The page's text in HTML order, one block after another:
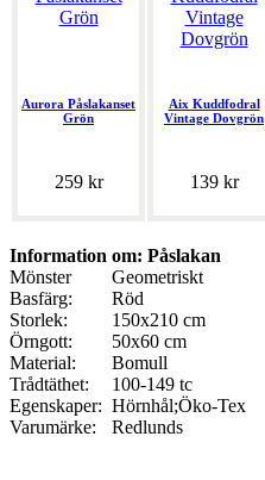
Aurora Påslakanset
Grön
259 kr
Aix Kuddfodral
Vintage Dovgrön
139 kr
Information om: Påslakan
Mönster
Geometriskt
Basfärg:
Röd
Storlek:
150x210 cm
Örngott:
50x60 cm
Material:
Bomull
Trådtäthet:
100-149 tc
Egenskaper: Hörnhål;Öko-Tex
Varumärke:
Redlunds